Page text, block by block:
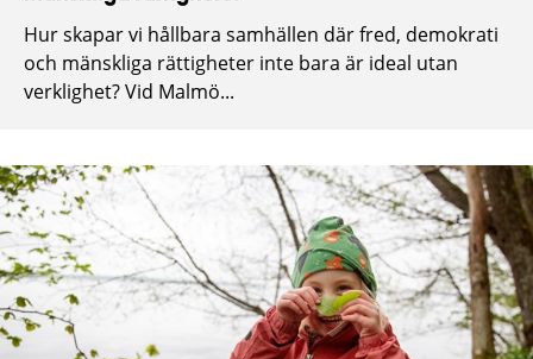
Hur skapar vi hållbara samhällen där fred, demokrati
och mänskliga rättigheter inte bara är ideal utan
verklighet? Vid Malmö...